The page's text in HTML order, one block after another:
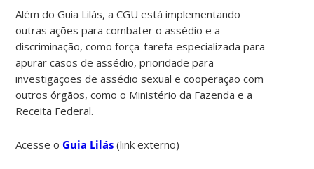
Além do Guia Lilás, a CGU está implementando
outras ações para combater o assédio e a
discriminação, como força-tarefa especializada para
apurar casos de assédio, prioridade para
investigações de assédio sexual e cooperação com
outros órgãos, como o Ministério da Fazenda e a
Receita Federal.
Acesse oGuia Lilás (link externo)